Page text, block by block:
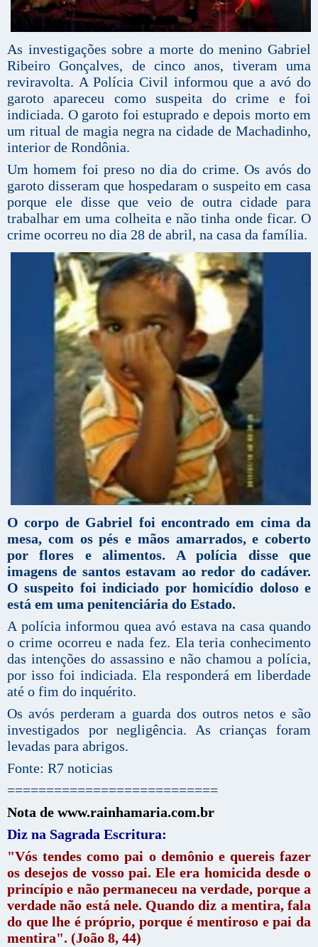
As investigações sobre a morte do menino Gabriel
Ribeiro Gonçalves, de cinco anos, tiveram uma
reviravolta. A Polícia Civil informou que a avó do
garoto apareceu como suspeita do crime e foi
indiciada. O garoto foi estuprado e depois morto em
um ritual de magia negra na cidade de Machadinho,
interior de Rondônia.
Um homem foi preso no dia do crime. Os avós do
garoto disseram que hospedaram o suspeito em casa
porque ele disse que veio de outra cidade para
trabalhar em uma colheita e não tinha onde ficar. O
crime ocorreu no dia 28 de abril, na casa da família.
O corpo de Gabriel foi encontrado em cima da
mesa, com os pés e mãos amarrados, e coberto
por flores e alimentos. A polícia disse que
imagens de santos estavam ao redor do cadáver.
O suspeito foi indiciado por homicídio doloso e
está em uma penitenciária do Estado.
A polícia informou quea avó estava na casa quando
o crime ocorreu e nada fez. Ela teria conhecimento
das intenções do assassino e não chamou a polícia,
por isso foi indiciada. Ela responderá em liberdade
até o fim do inquérito.
Os avós perderam a guarda dos outros netos e são
investigados por negligência. As crianças foram
levadas para abrigos.
Fonte: R7 noticias
===========================
Nota de www.rainhamaria.com.br
Diz na Sagrada Escritura:
"Vós tendes como pai o demônio e quereis fazer
os desejos de vosso pai. Ele era homicida desde o
princípio e não permaneceu na verdade, porque a
verdade não está nele. Quando diz a mentira, fala
do que lhe é próprio, porque é mentiroso e pai da
mentira". (João 8, 44)